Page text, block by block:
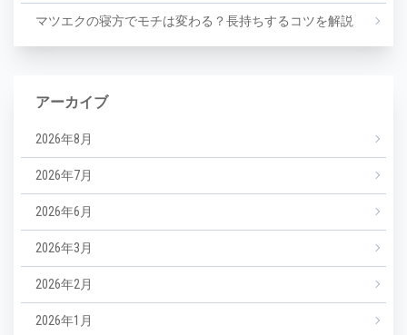
マツエクの寝方でモチは変わる？長持ちするコツを解説
アーカイブ
2026年8月
2026年7月
2026年6月
2026年3月
2026年2月
2026年1月